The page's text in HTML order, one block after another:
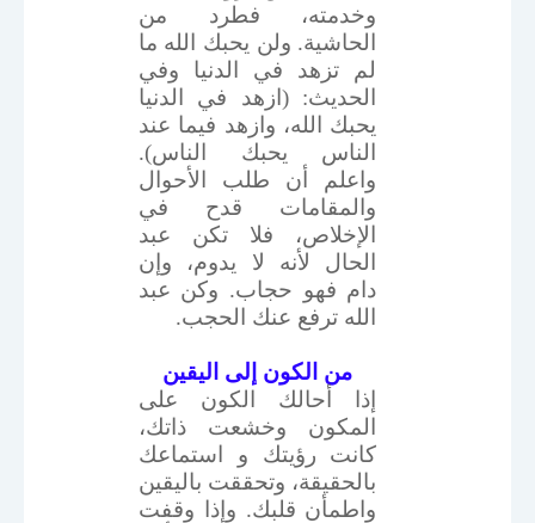
وخدمته، فطرد من
الحاشية. ولن يحبك الله ما
لم تزهد في الدنيا وفي
الحديث: (ازهد في الدنيا
يحبك الله، وازهد فيما عند
الناس يحبك الناس).
واعلم أن طلب الأحوال
والمقامات قدح في
الإخلاص، فلا تكن عبد
الحال لأنه لا يدوم، وإن
دام فهو حجاب. وكن عبد
الله ترفع عنك الحجب.
من الكون إلى اليقين
إذا أحالك الكون على
المكون وخشعت ذاتك،
كانت رؤيتك و استماعك
بالحقيقة، وتحققت باليقين
واطمأن قلبك. وإذا وقفت